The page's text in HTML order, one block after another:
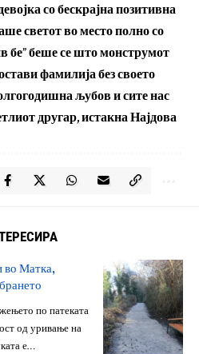
со бескрајна позитивна
светот во место полно со
бе” беше се што монструмот
фамилија без своето
љубов и сите нас
другар, истакна Најдова
во Матка,
по патеката
од уривање на
е…